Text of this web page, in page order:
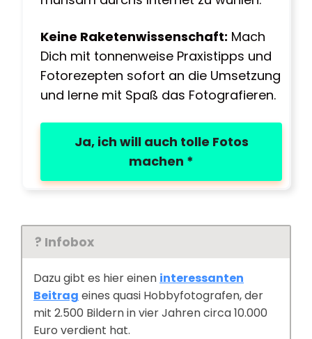
Keine Raketenwissenschaft: Mach
Dich mit tonnenweise Praxistipps und
Fotorezepten sofort an die Umsetzung
und lerne mit Spaß das Fotografieren.
Ja, ich will auch tolle Fotos
machen *
? Infobox
Dazu gibt es hier einen interessanten
Beitrag eines quasi Hobbyfotografen, der
mit 2.500 Bildern in vier Jahren circa 10.000
Euro verdient hat.